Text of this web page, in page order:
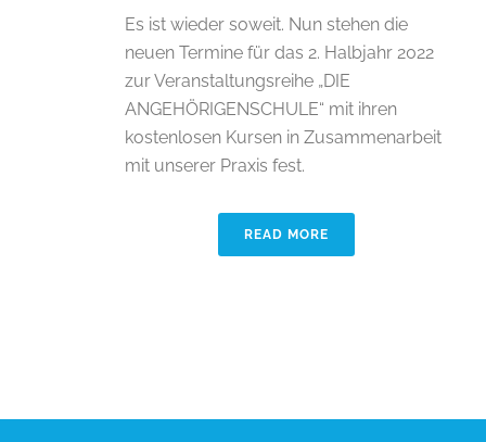
Es ist wieder soweit. Nun stehen die
neuen Termine für das 2. Halbjahr 2022
zur Veranstaltungsreihe „DIE
ANGEHÖRIGENSCHULE“ mit ihren
kostenlosen Kursen in Zusammenarbeit
mit unserer Praxis fest.
READ MORE